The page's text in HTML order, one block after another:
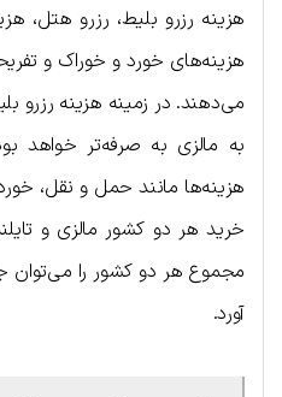
هزینه رزرو بلیط، رزرو هتل،
هزینه‌های خورد و خوراک و
می‌دهند. در زمینه هزینه
به مالزی به صرفه‌تر خواهد
هزینه‌ها مانند حمل و نقل،
خرید هر دو کشور مالزی و
مجموع هر دو کشور را می‌توان
آورد.